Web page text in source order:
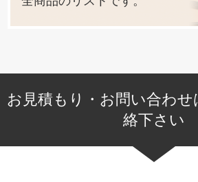
お見積もり・お問い合わせ
絡下さい